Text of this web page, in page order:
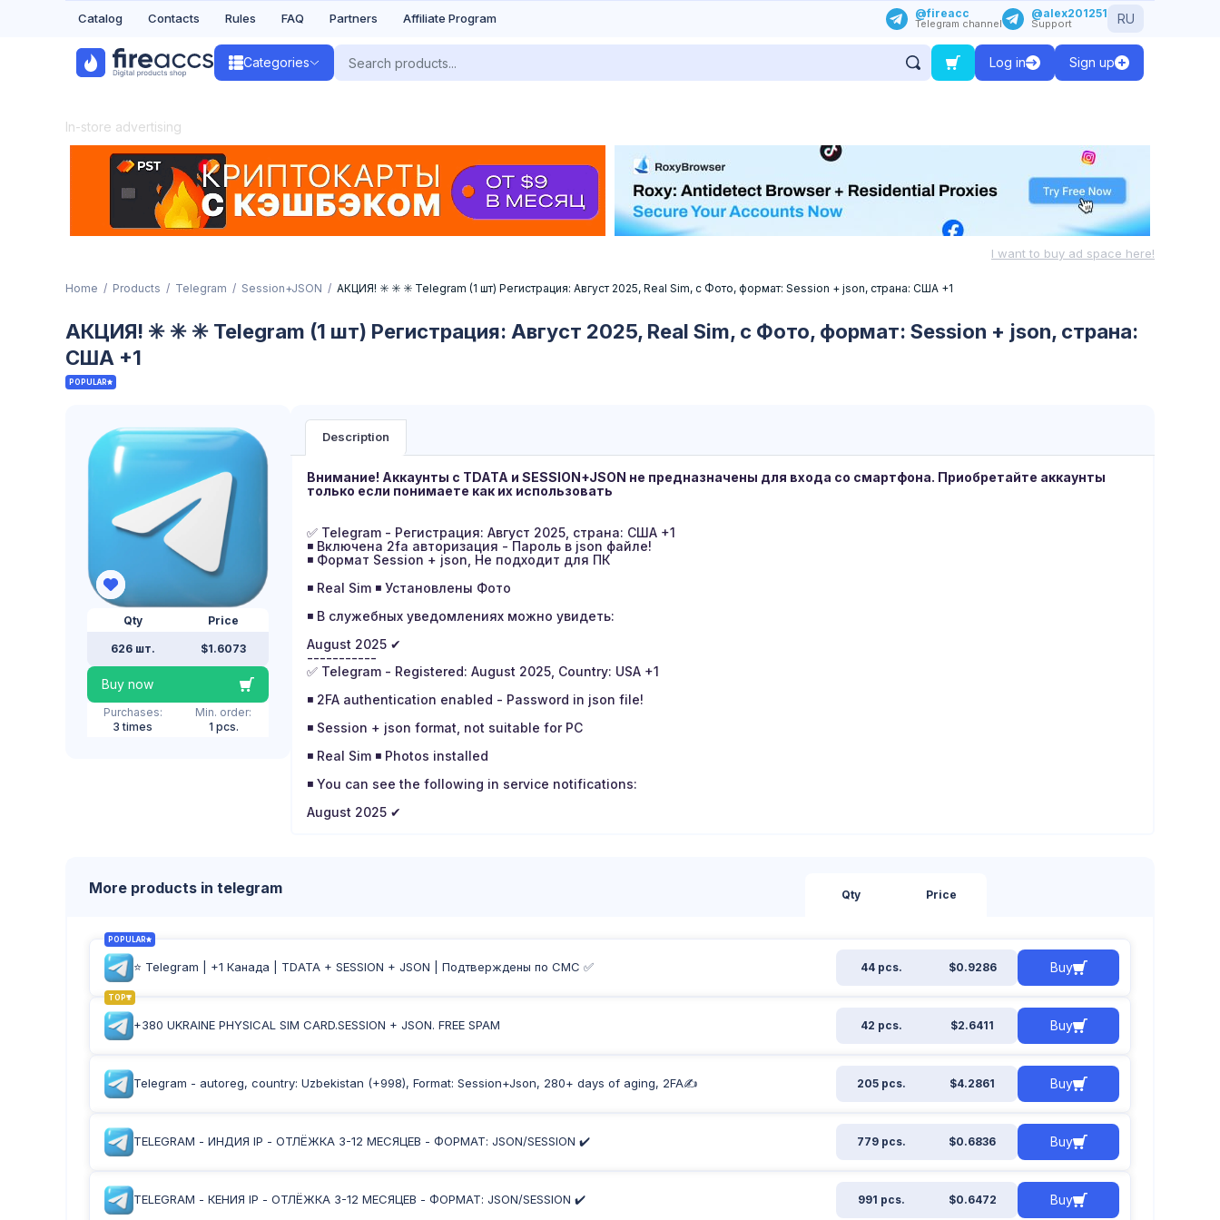
Catalog Contacts Rules FAQ Partners Affiliate Program @fireacc
Telegram channel
@alex201251
Support RU
Categories Log in Sign up
In-store advertising
I want to buy ad space here!
Home Products Telegram Session+JSON АКЦИЯ! ✳️ ✳️ ✳️ Telegram (1 шт) Регистрация: Август 2025, Real Sim, с Фото, формат: Session + json, страна: США +1
АКЦИЯ! ✳️ ✳️ ✳️ Telegram (1 шт) Регистрация: Август 2025, Real Sim, с Фото, формат: Session + json, страна:
США +1
POPULAR
Qty
626 шт.
Price
$1.6073
Buy now
Purchases:
3 times
Min. order:
1 pcs.
Description
Внимание! Аккаунты с TDATA и SESSION+JSON не предназначены для входа со смартфона. Приобретайте аккаунты
только если понимаете как их использовать
✅ Telegram - Регистрация: Август 2025, страна: США +1
◾️ Включена 2fa авторизация - Пароль в json файле!
◾️ Формат Session + json, Не подходит для ПК
◾️ Real Sim ◾️ Установлены Фото
◾️ В служебных уведомлениях можно увидеть:
August 2025 ✔
-----------
✅ Telegram - Registered: August 2025, Country: USA +1
◾️ 2FA authentication enabled - Password in json file!
◾️ Session + json format, not suitable for PC
◾️ Real Sim ◾️ Photos installed
◾️ You can see the following in service notifications:
August 2025 ✔
More products in telegram Qty Price
POPULAR
⭐ Telegram | +1 Канада | TDATA + SESSION + JSON | Подтверждены по СМС ✅ 44 pcs. $0.9286 Buy
TOP
+380 UKRAINE PHYSICAL SIM CARD.SESSION + JSON. FREE SPAM 42 pcs. $2.6411 Buy
Telegram - autoreg, country: Uzbekistan (+998), Format: Session+Json, 280+ days of aging, 2FA✍ 205 pcs. $4.2861 Buy
TELEGRAM - ИНДИЯ IP - ОТЛЁЖКА 3-12 МЕСЯЦЕВ - ФОРМАТ: JSON/SESSION ✔️ 779 pcs. $0.6836 Buy
TELEGRAM - КЕНИЯ IP - ОТЛЁЖКА 3-12 МЕСЯЦЕВ - ФОРМАТ: JSON/SESSION ✔️ 991 pcs. $0.6472 Buy